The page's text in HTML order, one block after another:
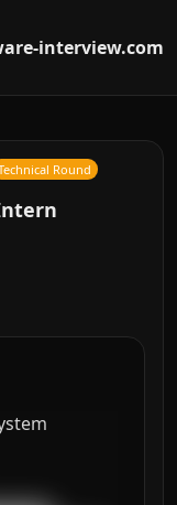
interview.com
Round